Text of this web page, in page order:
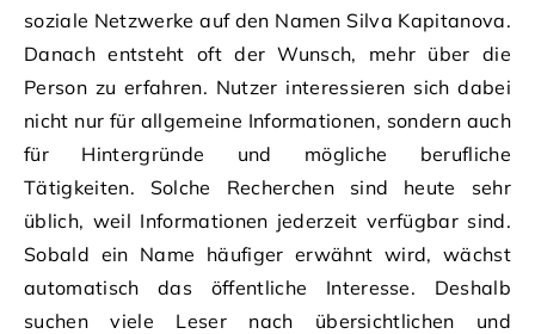
soziale Netzwerke auf den Namen Silva Kapitanova.
Danach entsteht oft der Wunsch, mehr über die
Person zu erfahren. Nutzer interessieren sich dabei
nicht nur für allgemeine Informationen, sondern auch
für Hintergründe und mögliche berufliche
Tätigkeiten. Solche Recherchen sind heute sehr
üblich, weil Informationen jederzeit verfügbar sind.
Sobald ein Name häufiger erwähnt wird, wächst
automatisch das öffentliche Interesse. Deshalb
suchen viele Leser nach übersichtlichen und